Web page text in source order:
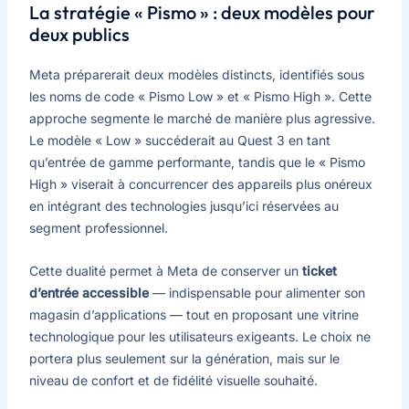
La stratégie « Pismo » : deux modèles pour
deux publics
Meta préparerait deux modèles distincts, identifiés sous
les noms de code « Pismo Low » et « Pismo High ». Cette
approche segmente le marché de manière plus agressive.
Le modèle « Low » succéderait au Quest 3 en tant
qu’entrée de gamme performante, tandis que le « Pismo
High » viserait à concurrencer des appareils plus onéreux
en intégrant des technologies jusqu’ici réservées au
segment professionnel.
Cette dualité permet à Meta de conserver un ticket
d’entrée accessible— indispensable pour alimenter son
magasin d’applications — tout en proposant une vitrine
technologique pour les utilisateurs exigeants. Le choix ne
portera plus seulement sur la génération, mais sur le
niveau de confort et de fidélité visuelle souhaité.